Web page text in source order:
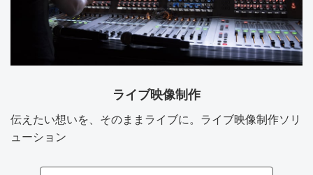
ライブ映像制作
伝えたい想いを、そのままライブに。ライブ映像制作ソリ
ューション